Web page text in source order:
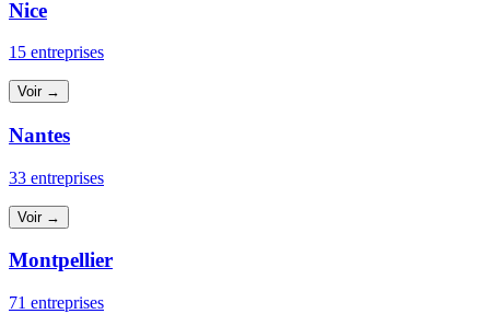
Nice
15 entreprises
Voir →
Nantes
33 entreprises
Voir →
Montpellier
71 entreprises